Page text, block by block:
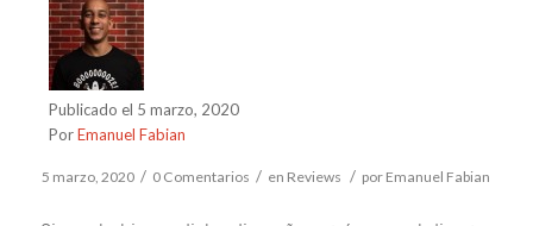
Publicado el 5 marzo, 2020
PorEmanuel Fabian
5 marzo, 2020 / 0 Comentarios / en Reviews / por Emanuel Fabian